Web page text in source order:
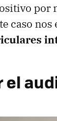
por
caso